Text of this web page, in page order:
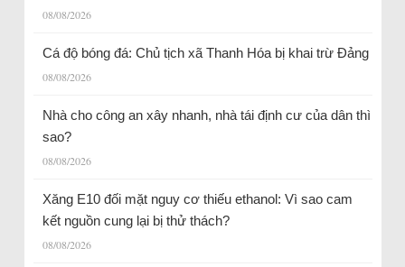
08/08/2026
Cá độ bóng đá: Chủ tịch xã Thanh Hóa bị khai trừ Đảng
08/08/2026
Nhà cho công an xây nhanh, nhà tái định cư của dân thì
sao?
08/08/2026
Xăng E10 đối mặt nguy cơ thiếu ethanol: Vì sao cam
kết nguồn cung lại bị thử thách?
08/08/2026